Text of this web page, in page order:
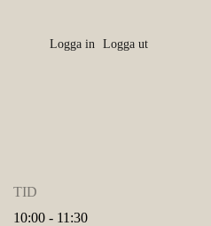
Logga in Logga ut
TID
10:00 - 11:30